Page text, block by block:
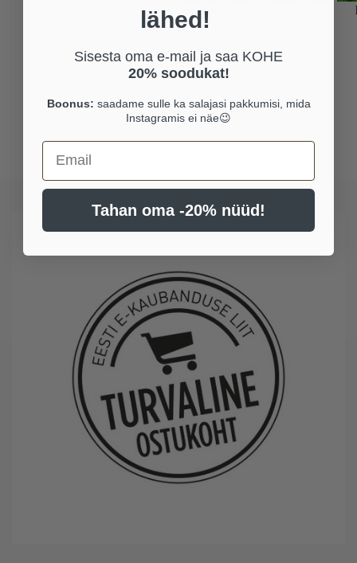
Safal KIDS helkur
Postkaart “Armastus
kümne sidruni vastu”
2.00€
lähed!
Sisesta oma e-mail ja saa KOHE
20% soodukat!
Boonus: saadame sulle ka salajasi pakkumisi, mida
Instagramis ei näe😉
Email
Tahan oma -20% nüüd!